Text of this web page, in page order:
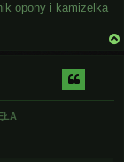
opony i kamizelka